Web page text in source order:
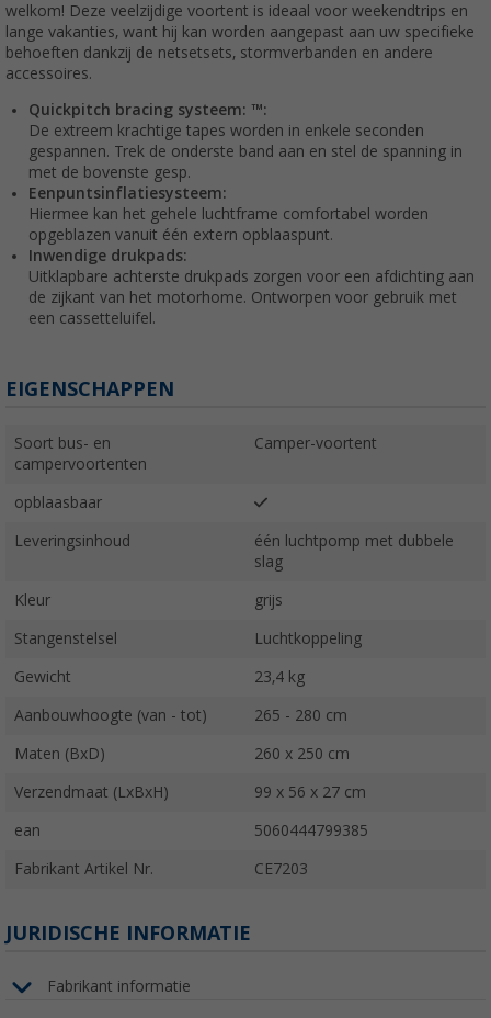
welkom! Deze veelzijdige voortent is ideaal voor weekendtrips en
lange vakanties, want hij kan worden aangepast aan uw specifieke
behoeften dankzij de netsetsets, stormverbanden en andere
accessoires.
Quickpitch bracing systeem: ™:
De extreem krachtige tapes worden in enkele seconden
gespannen. Trek de onderste band aan en stel de spanning in
met de bovenste gesp.
Eenpuntsinflatiesysteem:
Hiermee kan het gehele luchtframe comfortabel worden
opgeblazen vanuit één extern opblaaspunt.
Inwendige drukpads:
Uitklapbare achterste drukpads zorgen voor een afdichting aan
de zijkant van het motorhome. Ontworpen voor gebruik met
een cassetteluifel.
EIGENSCHAPPEN
Soort bus- en
campervoortenten
Camper-voortent
opblaasbaar
Leveringsinhoud
één luchtpomp met dubbele
slag
Kleur grijs
Stangenstelsel Luchtkoppeling
Gewicht 23,4 kg
Aanbouwhoogte (van - tot) 265 - 280 cm
Maten (BxD) 260 x 250 cm
Verzendmaat (LxBxH) 99 x 56 x 27 cm
ean 5060444799385
Fabrikant Artikel Nr. CE7203
JURIDISCHE INFORMATIE
Fabrikant informatie